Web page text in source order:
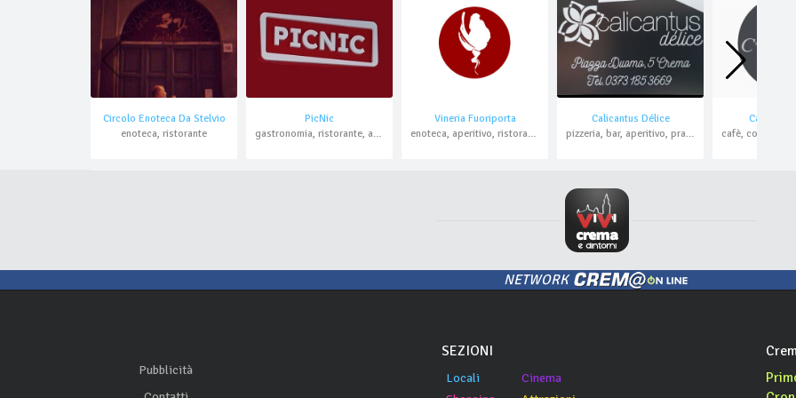
Circolo Enoteca Da Stelvio
enoteca, ristorante
PicNic
gastronomia, ristorante, asporto
Vineria Fuoriporta
enoteca, aperitivo, ristorante , pesce, domicilio
Calicantus Délice
pizzeria, bar, aperitivo, pranzo di lavoro, asporto, domicilio
Caffè
NETWORK
Pubblicità
SEZIONI
Locali
Cinema